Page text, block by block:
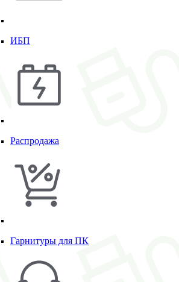
ИБП
Распродажа
Гарнитуры для ПК